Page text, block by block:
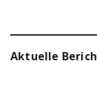
Aktuelle